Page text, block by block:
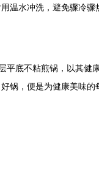
温水冲洗，避免骤冷骤
平底不粘煎锅，以其健
锅，便是为健康美味的